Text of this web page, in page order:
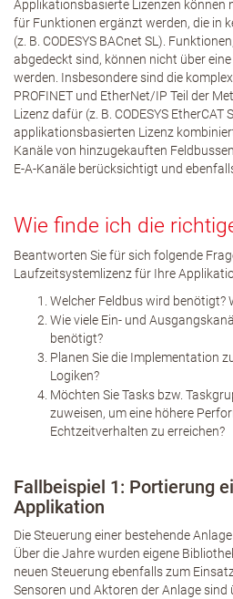
Applikationsbasierte Lizenzen können
für Funktionen ergänzt werden, die in
(z. B. CODESYS BACnet SL).
abgedeckt sind, können nicht über
werden. Insbesondere sind die
PROFINET und EtherNet/IP Teil der
Lizenz dafür (z. B. CODESYS EtherCAT
applikationsbasierten Lizenz
Kanäle von hinzugekauften
E-A-Kanäle berücksichtigt und
Wie finde ich die
Beantworten Sie für sich folgende
Laufzeitsystemlizenz für Ihre
Welcher Feldbus wird benötigt?
Wie viele Ein- und
benötigt?
Planen Sie die Implementation
Logiken?
Möchten Sie Tasks bzw.
zuweisen, um eine höhere
Echtzeitverhalten zu erreichen?
Fallbeispiel 1: Portierung
Applikation
Die Steuerung einer bestehende
Über die Jahre wurden eigene
neuen Steuerung ebenfalls zum
Sensoren und Aktoren der Anlage